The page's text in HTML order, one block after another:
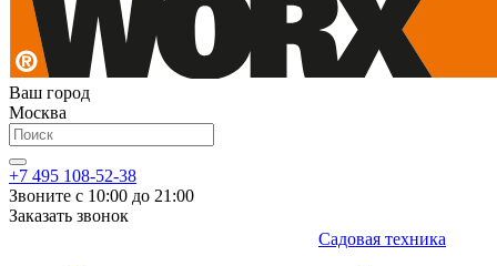
Ваш город
Москва
+7 495 108-52-38
Звоните с 10:00 до 21:00
Заказать звонок
Садовая техника